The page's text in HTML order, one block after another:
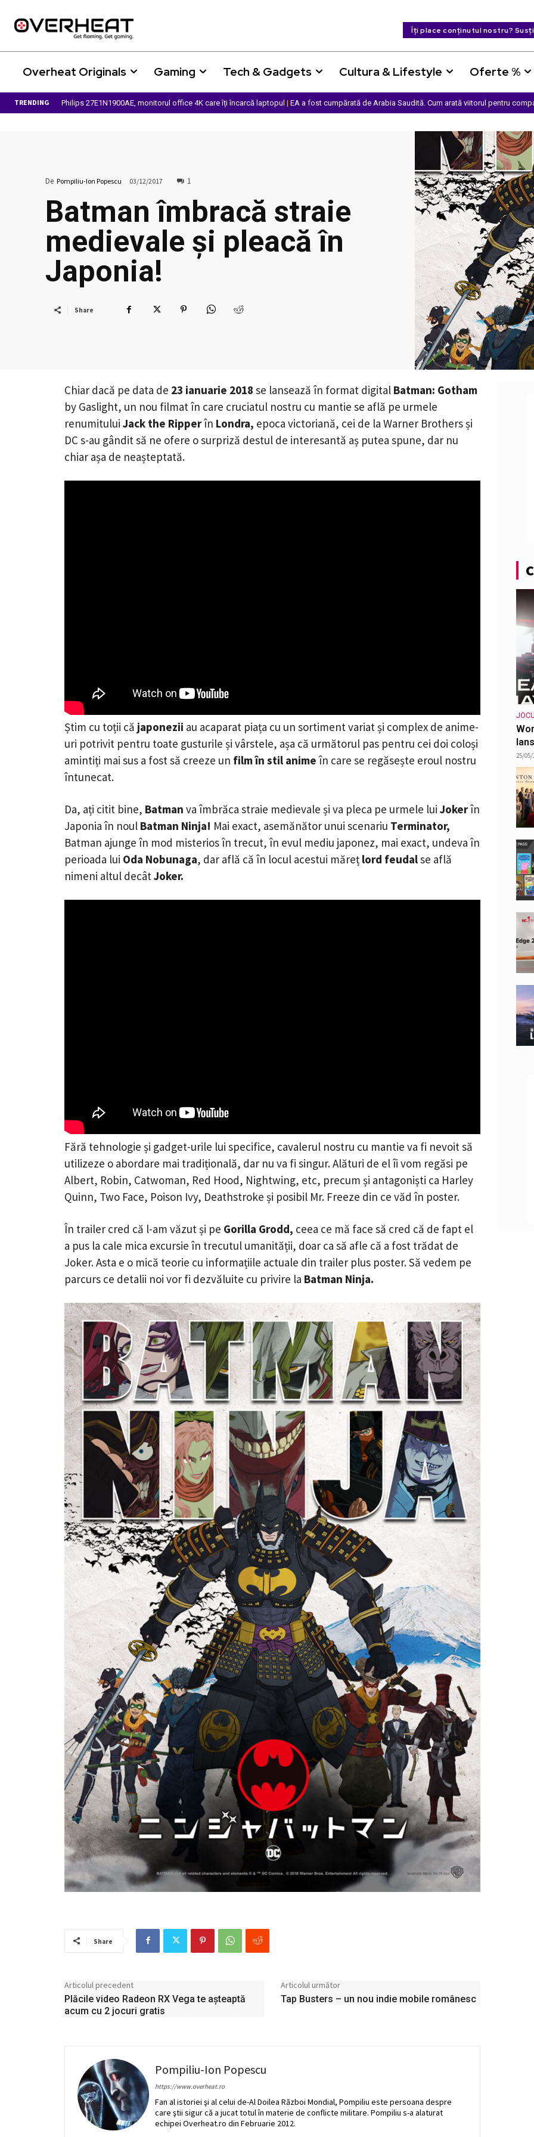
Îți place conținutul nostru?
Overheat Originals Gaming Tech & Gadgets Cultura & Lifestyle Oferte %
TRENDING Philips 27E1N1900AE, monitorul office 4K care îți încarcă laptopul | EA a fost cumpărată de Arabia Saudită. Cum arată viitorul pentru
De Pompiliu-Ion Popescu 03/12/2017 1
Batman îmbracă straie
medievale și pleacă în
Japonia!
Share
Chiar dacă pe data de 23 ianuarie 2018 se lansează în format digital Batman: Gotham
by Gaslight, un nou filmat în care cruciatul nostru cu mantie se află pe urmele
renumitului Jack the Ripperîn Londra, epoca victoriană, cei de la Warner Brothers și
DC s-au gândit să ne ofere o surpriză destul de interesantă aș putea spune, dar nu
chiar așa de neașteptată.
Știm cu toții că japonezii au acaparat piața cu un sortiment variat și complex de anime-
uri potrivit pentru toate gusturile și vârstele, așa că următorul pas pentru cei doi coloși
amintiți mai sus a fost să creeze un film în stil anime în care se regăsește eroul nostru
întunecat.
Da, ați citit bine, Batman va îmbrăca straie medievale și va pleca pe urmele lui Jokerîn
Japonia în noul Batman Ninja! Mai exact, asemănător unui scenariu Terminator,
Batman ajunge în mod misterios în trecut, în evul mediu japonez, mai exact, undeva în
perioada lui Oda Nobunaga, dar află că în locul acestui măreț lord feudalse află
nimeni altul decâtJoker.
Fără tehnologie și gadget-urile lui specifice, cavalerul nostru cu mantie va fi nevoit să
utilizeze o abordare mai tradițională, dar nu va fi singur. Alături de el îi vom regăsi pe
Albert, Robin, Catwoman, Red Hood, Nightwing, etc, precum și antagoniști ca Harley
Quinn, Two Face, Poison Ivy, Deathstroke și posibil Mr. Freeze din ce văd în poster.
În trailer cred că l-am văzut și pe Gorilla Grodd, ceea ce mă face să cred că de fapt el
a pus la cale mica excursie în trecutul umanității, doar ca să afle că a fost trădat de
Joker. Asta e o mică teorie cu informațiile actuale din trailer plus poster. Să vedem pe
parcurs ce detalii noi vor fi dezvăluite cu privire la Batman Ninja.
Share
Articolul precedent
Plăcile video Radeon RX Vega te așteaptă
acum cu 2 jocuri gratis
Articolul următor
Tap Busters – un nou indie mobile românesc
Pompiliu-Ion Popescu
https://www.overheat.ro
Fan al istoriei şi al celui de-Al Doilea Război Mondial, Pompiliu este persoana despre
care ştii sigur că a jucat totul în materie de conflicte militare. Pompiliu s-a alaturat
echipei Overheat.ro din Februarie 2012.
25/05/